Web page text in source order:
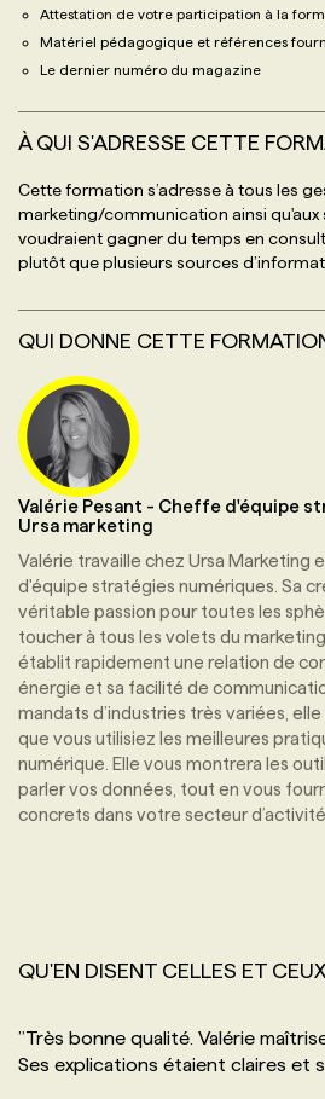
Attestation de votre participation à la
Matériel pédagogique et références
Le dernier numéro du magazine
À QUI S'ADRESSE CETTE
Cette formation s’adresse à tous les
marketing/communication ainsi
voudraient gagner du temps en
plutôt que plusieurs sources
QUI DONNE CETTE
Valérie Pesant - Cheffe d'équipe
Ursa marketing
Valérie travaille chez Ursa Marketing
d'équipe stratégies numériques. Sa
véritable passion pour toutes les
toucher à tous les volets du
établit rapidement une relation de
énergie et sa facilité de
mandats d’industries très variées,
que vous utilisiez les meilleures
numérique. Elle vous montrera les
parler vos données, tout en vous
concrets dans votre secteur d’activité.
QU'EN DISENT CELLES ET
’’Très bonne qualité. Valérie
Ses explications étaient claires et